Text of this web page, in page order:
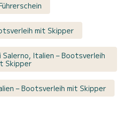
mit Skipper
Italien – Bootsverleih
Skipper
– Bootsverleih mit Skipper